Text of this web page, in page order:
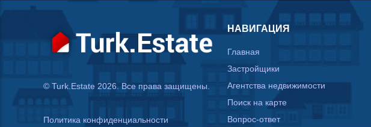
© Turk.Estate 2026. Все права защищены.
Политика конфиденциальности
НАВИГАЦИЯ
Главная
Застройщики
Агентства недвижимости
Поиск на карте
Вопрос-ответ